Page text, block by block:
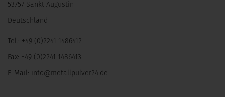
53757 Sankt Augustin
Deutschland
Tel.: +49 (0)2241 1486412
Fax: +49 (0)2241 1486413
E-Mail: info@metallpulver24.de